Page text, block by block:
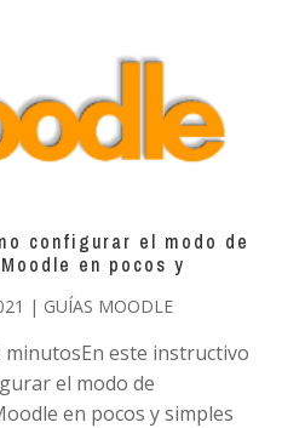
configurar el modo de
en pocos y
| GUÍAS MOODLE
minutosEn este instructivo
el modo de
en pocos y simples